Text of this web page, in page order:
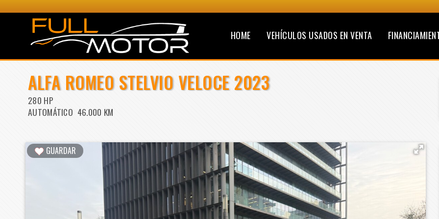
HOME VEHÍCULOS USADOS EN VENTA
ALFA ROMEO STELVIO VELOCE 2023
280 HP
AUTOMÁTICO 46.000 KM
GUARDAR